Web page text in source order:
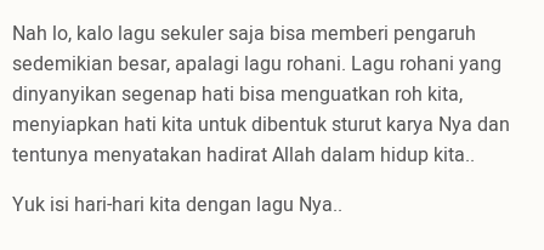
Nah lo, kalo lagu sekuler saja bisa memberi pengaruh
sedemikian besar, apalagi lagu rohani. Lagu rohani yang
dinyanyikan segenap hati bisa menguatkan roh kita,
menyiapkan hati kita untuk dibentuk sturut karya Nya dan
tentunya menyatakan hadirat Allah dalam hidup kita..
Yuk isi hari-hari kita dengan lagu Nya..